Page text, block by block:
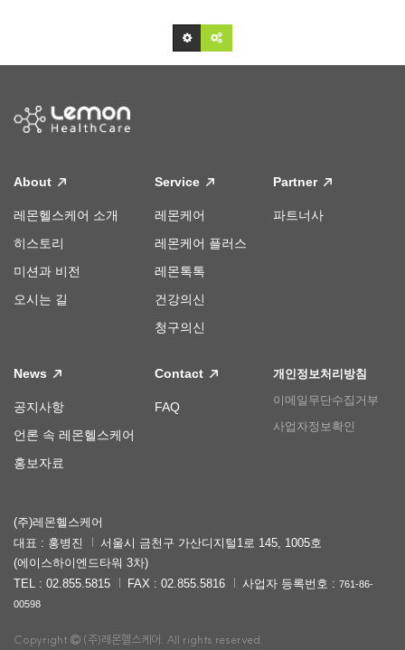
About
레몬헬스케어 소개
히스토리
미션과 비전
오시는 길
Service
레몬케어
레몬케어 플러스
레몬톡톡
건강의신
청구의신
Partner
파트너사
News
공지사항
언론 속 레몬헬스케어
홍보자료
Contact
FAQ
개인정보처리방침
이메일무단수집거부
사업자정보확인
(주)레몬헬스케어
대표 : 홍병진
서울시 금천구 가산디지털1로 145, 1005호
(에이스하이엔드타워 3차)
TEL : 02.855.5815
FAX : 02.855.5816 사업자 등록번호 : 761-86-
00598
Copyright (주)레몬헬스케어. All rights reserved.